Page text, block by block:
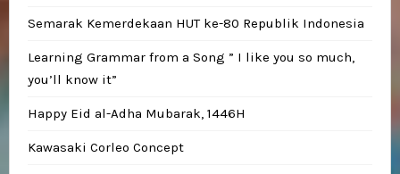
Semarak Kemerdekaan HUT ke-80 Republik Indonesia
Learning Grammar from a Song ” I like you so much,
you’ll know it”
Happy Eid al-Adha Mubarak, 1446H
Kawasaki Corleo Concept